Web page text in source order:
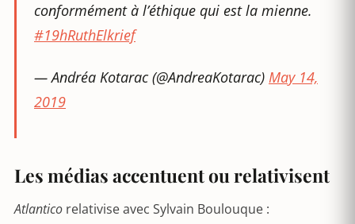
conformément à l’éthique qui est la mienne.
#19hRuthElkrief
— Andréa Kotarac (@AndreaKotarac) May 14,
2019
Les médias accentuent ou relativisent
Atlantico relativise avec Sylvain Boulouque :